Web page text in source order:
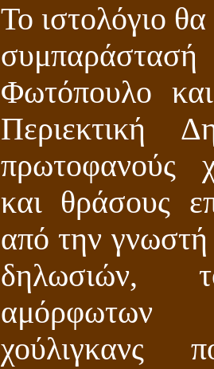
Το ιστολόγιο
Φωτόπουλο
Περιεκτική
πρωτοφανούς
και θράσους
από την γνωστή
δηλωσιών,
αμόρφωτων
χούλιγκανς